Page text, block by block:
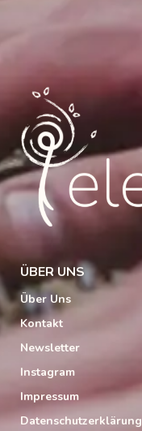
ÜBER UNS
Über Uns
Kontakt
Newsletter
Instagram
Impressum
Datenschutzerklärung